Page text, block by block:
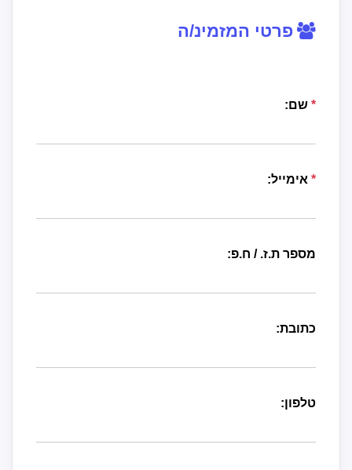
פרטי המזמינ/ה
* שם:
* אימייל:
מספר ת.ז. / ח.פ:
כתובת:
טלפון: